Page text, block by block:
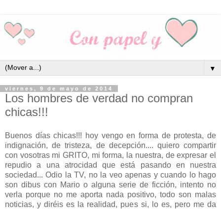
▼
viernes, 9 de mayo de 2014
Los hombres de verdad no compran
chicas!!!
Buenos días chicas!!! hoy vengo en forma de protesta, de
indignación, de tristeza, de decepción.... quiero compartir
con vosotras mi GRITO, mi forma, la nuestra, de expresar el
repudio a una atrocidad que está pasando en nuestra
sociedad... Odio la TV, no la veo apenas y cuando lo hago
son dibus con Mario o alguna serie de ficción, intento no
verla porque no me aporta nada positivo, todo son malas
noticias, y diréis es la realidad, pues si, lo es, pero me da